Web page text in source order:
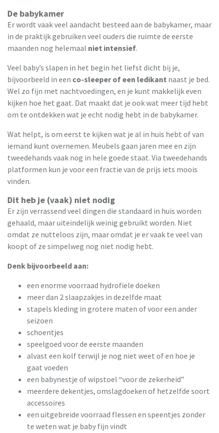
De babykamer
Er wordt vaak veel aandacht besteed aan de babykamer, maar
in de praktijk gebruiken veel ouders die ruimte de eerste
maanden nog helemaal niet intensief.
Veel baby’s slapen in het begin het liefst dicht bij je,
bijvoorbeeld in een co-sleeper of een ledikant naast je bed.
Wel zo fijn met nachtvoedingen, en je kunt makkelijk even
kijken hoe het gaat. Dat maakt dat je ook wat meer tijd hebt
om te ontdekken wat je echt nodig hebt in de babykamer.
Wat helpt, is om eerst te kijken wat je al in huis hebt of van
iemand kunt overnemen. Meubels gaan jaren mee en zijn
tweedehands vaak nog in hele goede staat. Via tweedehands
platformen kun je voor een fractie van de prijs iets moois
vinden.
Dit heb je (vaak) niet nodig
Er zijn verrassend veel dingen die standaard in huis worden
gehaald, maar uiteindelijk weinig gebruikt worden. Niet
omdat ze nutteloos zijn, maar omdat je er vaak te veel van
koopt of ze simpelweg nog niet nodig hebt.
Denk bijvoorbeeld aan:
een enorme voorraad hydrofiele doeken
meer dan 2 slaapzakjes in dezelfde maat
stapels kleding in grotere maten of voor een ander
seizoen
schoentjes
speelgoed voor de eerste maanden
alvast een kolf terwijl je nog niet weet of en hoe je
gaat voeden
een babynestje of wipstoel “voor de zekerheid”
meerdere dekentjes, omslagdoeken of hetzelfde soort
accessoires
een uitgebreide voorraad flessen en speentjes zonder
te weten wat je baby fijn vindt